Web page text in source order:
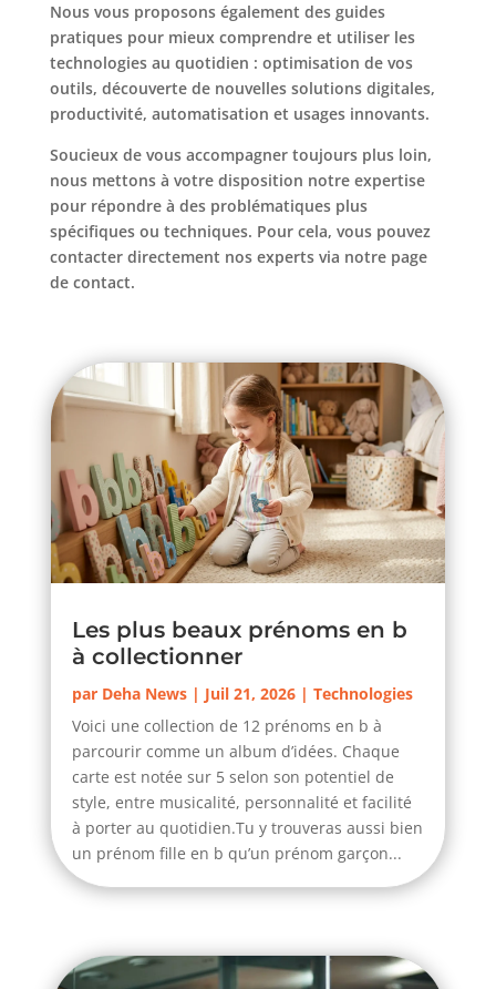
Nous vous proposons également des guides
pratiques pour mieux comprendre et utiliser les
technologies au quotidien : optimisation de vos
outils, découverte de nouvelles solutions digitales,
productivité, automatisation et usages innovants.
Soucieux de vous accompagner toujours plus loin,
nous mettons à votre disposition notre expertise
pour répondre à des problématiques plus
spécifiques ou techniques. Pour cela, vous pouvez
contacter directement nos experts via notre page
de contact.
Les plus beaux prénoms en b
à collectionner
par Deha News| Juil 21, 2026| Technologies
Voici une collection de 12 prénoms en b à
parcourir comme un album d’idées. Chaque
carte est notée sur 5 selon son potentiel de
style, entre musicalité, personnalité et facilité
à porter au quotidien.Tu y trouveras aussi bien
un prénom fille en b qu’un prénom garçon...